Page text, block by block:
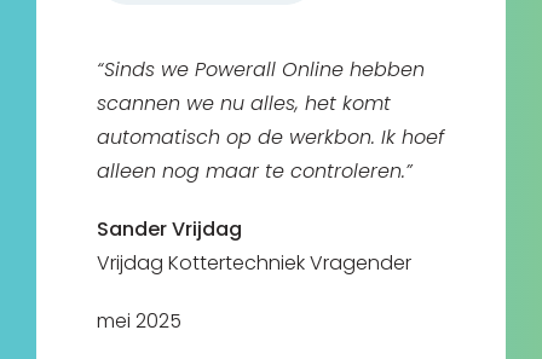
“Sinds we Powerall Online hebben
scannen we nu alles, het komt
automatisch op de werkbon. Ik hoef
alleen nog maar te controleren.”
Sander Vrijdag
Vrijdag Kottertechniek Vragender
mei 2025